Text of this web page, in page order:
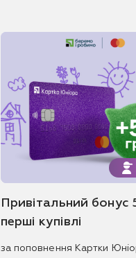
Привітальний бонус
перші купівлі
за поповнення Картки